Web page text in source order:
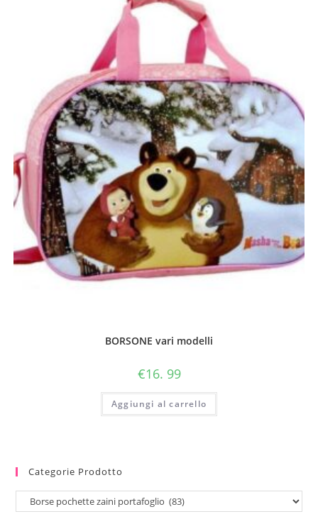
BORSONE vari modelli
€16. 99
Aggiungi al carrello
Categorie Prodotto